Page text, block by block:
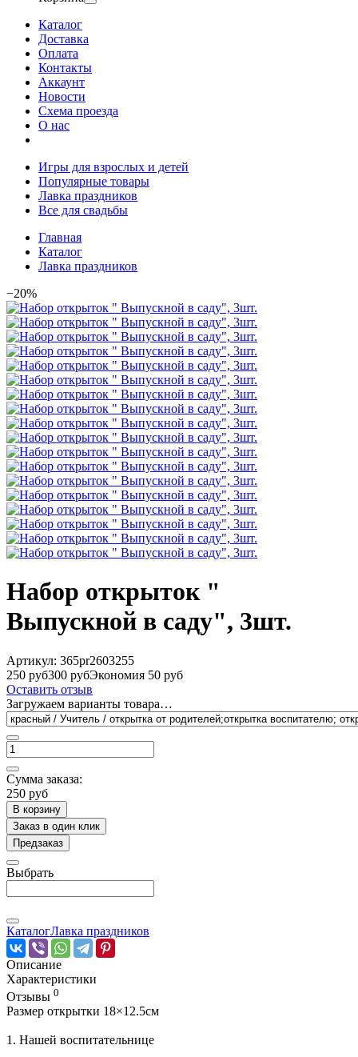
Каталог
Доставка
Оплата
Контакты
Аккаунт
Новости
Схема проезда
О нас
Игры для взрослых и детей
Популярные товары
Лавка праздников
Все для свадьбы
Главная
Каталог
Лавка праздников
−20%
Набор открыток "
Выпускной в саду", 3шт.
Артикул: 365pr2603255
250 руб300 рубЭкономия 50 руб
Оставить отзыв
Загружаем варианты товара…
Сумма заказа:
250 руб
В корзину
Заказ в один клик
Предзаказ
Выбрать
КаталогЛавка праздников
Описание
Характеристики
Отзывы 0
Размер открытки 18×12.5см
1. Нашей воспитательнице